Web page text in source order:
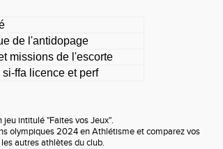
de l'antidopage
missions de l'escorte
si-ffa licence et perf
intitulé "Faites vos Jeux".
olympiques 2024 en Athlétisme et comparez vos
autres athlètes du club.